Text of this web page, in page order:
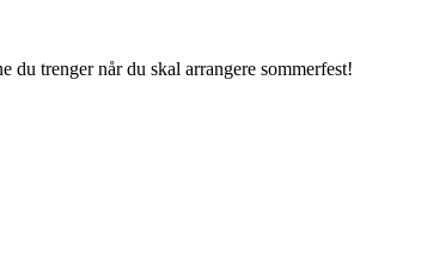
du trenger når du skal arrangere sommerfest!